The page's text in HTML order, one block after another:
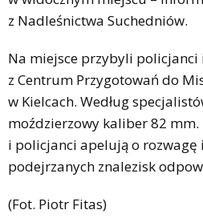
z Nadleśnictwa Suchedniów.
Na miejsce przybyli policjanci
z Centrum Przygotowań do
w Kielcach. Według
moździerzowy kaliber 82 mm.
i policjanci apelują o rozwagę
podejrzanych znalezisk
(Fot. Piotr Fitas)